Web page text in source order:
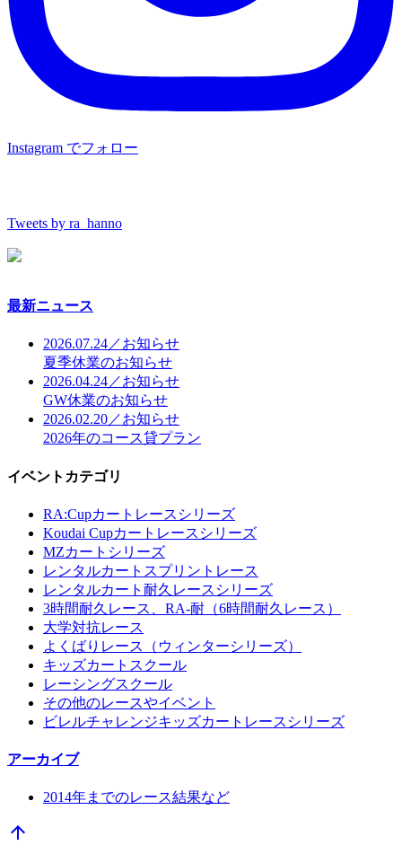
Instagram でフォロー
Tweets by ra_hanno
最新ニュース
2026.07.24／お知らせ
夏季休業のお知らせ
2026.04.24／お知らせ
GW休業のお知らせ
2026.02.20／お知らせ
2026年のコース貸プラン
イベントカテゴリ
RA:Cupカートレースシリーズ
Koudai Cupカートレースシリーズ
MZカートシリーズ
レンタルカートスプリントレース
レンタルカート耐久レースシリーズ
3時間耐久レース、RA-耐（6時間耐久レース）
大学対抗レース
よくばりレース（ウィンターシリーズ）
キッズカートスクール
レーシングスクール
その他のレースやイベント
ビレルチャレンジキッズカートレースシリーズ
アーカイブ
2014年までのレース結果など
arrow_upward